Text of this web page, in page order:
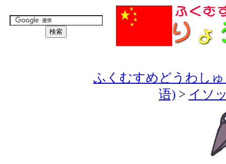
ふくむすめどうわし
语)> イソ